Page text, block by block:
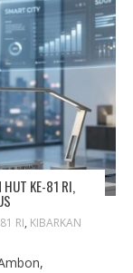
HUT KE-81 RI,
RI, KIBARKAN